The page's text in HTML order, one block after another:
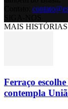
MAIS HISTÓRIAS
Ferraço
contempla